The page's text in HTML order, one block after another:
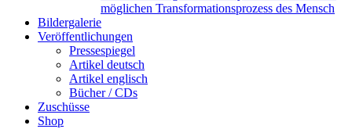
möglichen Transformationsprozess des Mensch
Bildergalerie
Veröffentlichungen
Pressespiegel
Artikel deutsch
Artikel englisch
Bücher / CDs
Zuschüsse
Shop